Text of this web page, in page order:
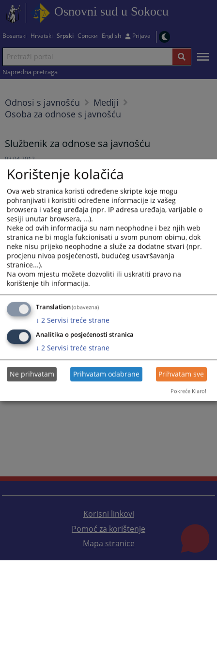
Osnovni sud u Sokocu
Bosanski Hrvatski Srpski Српски English Prijava
Napredna pretraga
Odnosi s javnošću
Mediji
Osoba za odnose s javnošću
Službenik za odnose sa javnošću
03.04.2012.
Službenik za odnose sa javnošću: Dragana Mačar
Kontakt telefon: 057 448 113
email:dragana.macar@pravosudje.ba
Prikazana vijest je na: Srpski jezik
Korisni linkovi
Pomoć za korištenje
Mapa stranice
Korištenje kolačića
Ova web stranica koristi određene skripte koje mogu
pohranjivati i koristiti određene informacije iz vašeg
browsera i vašeg uređaja (npr. IP adresa uređaja, varijable o
sesiji unutar browsera, ...).
Neke od ovih informacija su nam neophodne i bez njih web
stranica ne bi mogla fukcionisati u svom punom obimu, dok
neke nisu prijeko neophodne a služe za dodatne stvari (npr.
procjenu nivoa posjećenosti, budućeg usavršavanja
stranice...).
Na ovom mjestu možete dozvoliti ili uskratiti pravo na
korištenje tih informacija.
Translation(obavezna)
↓ 2 Servisi treće strane
Analitika o posjećenosti stranica
↓ 2 Servisi treće strane
Ne prihvatam Prihvatam odabrane Prihvatam sve
Pokreće Klaro!